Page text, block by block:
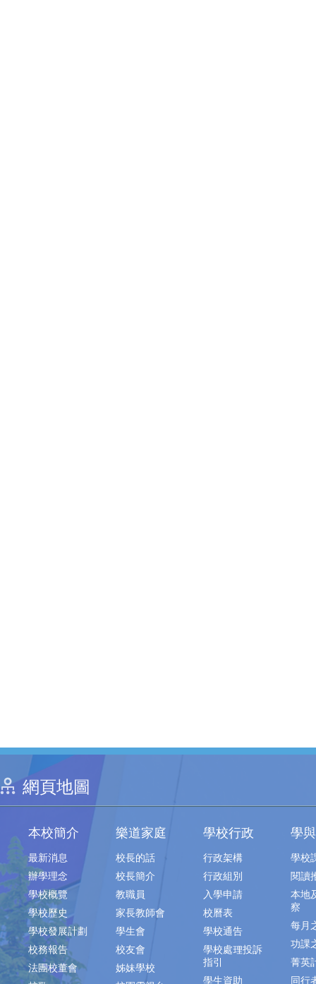
網頁地圖
本校簡介
最新消息
辦學理念
學校概覽
學校歷史
學校發展計劃
校務報告
法團校董會
樂道家庭
校長的話
校長簡介
教職員
家長教師會
學生會
校友會
姊妹學校
學校行政
行政架構
行政組別
入學申請
校曆表
學校通告
學校處理投訴
指引
學生資助
學
學校
閱讀
本地
察
每月
功課
菁英
同行